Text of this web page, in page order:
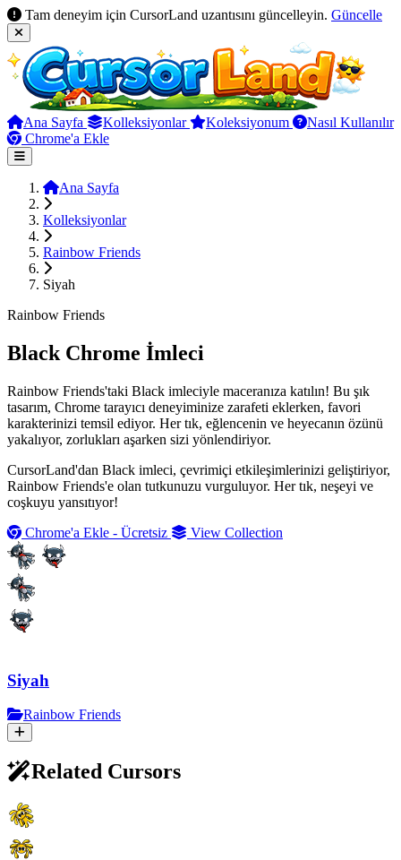
Tam deneyim için CursorLand uzantısını güncelleyin. Güncelle
Ana Sayfa Kolleksiyonlar Koleksiyonum
Nasıl Kullanılır
Chrome'a Ekle
Ana Sayfa
Kolleksiyonlar
Rainbow Friends
Siyah
Rainbow Friends
Black Chrome İmleci
Rainbow Friends'taki Black imleciyle maceranıza katılın! Bu şık
tasarım, Chrome tarayıcı deneyiminize zarafeti eklerken, favori
karakterinizi temsil ediyor. Her tık, eğlencenin ve heyecanın özünü
yakalıyor, zorlukları aşarken sizi yönlendiriyor.
CursorLand'dan Black imleci, çevrimiçi etkileşimlerinizi geliştiriyor,
Rainbow Friends'e olan tutkunuzu vurguluyor. Her tık, neşeyi ve
coşkuyu yansıtıyor!
Chrome'a Ekle - Ücretsiz
View Collection
Siyah
Rainbow Friends
Related Cursors